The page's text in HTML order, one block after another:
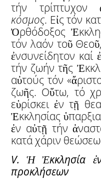
τήν τρίπτυχον
κόσμος. Εἰς τόν
Ὀρθόδοξος
τόν λαόν τοῦ
ἐνσυνείδητον καί
τήν ζωήν τῆς
αὐτούς τόν
ζωῆς. Οὕτω, τό
εὑρίσκει ἐν τῇ
Ἐκκλησίας
ἐν αὐτῇ τήν
κατά χάριν
V.Ἡ Ἐκκλησία ἐ
προκλήσεων